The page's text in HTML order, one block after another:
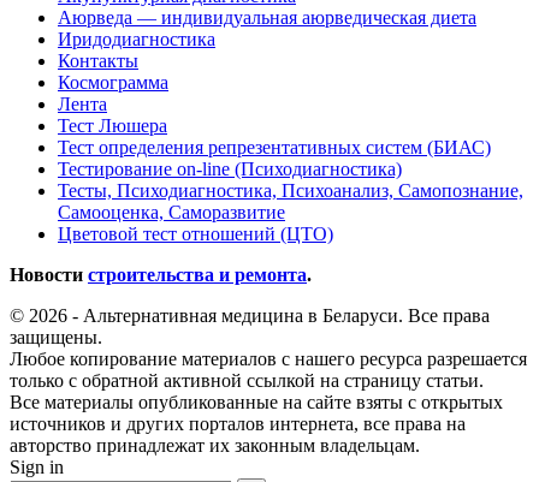
Аюрведа — индивидуальная аюрведическая диета
Иридодиагностика
Контакты
Космограмма
Лента
Тест Люшера
Тест определения репрезентативных систем (БИАС)
Тестирование on-line (Психодиагностика)
Тесты, Психодиагностика, Психоанализ, Самопознание,
Самооценка, Саморазвитие
Цветовой тест отношений (ЦТО)
Новости строительства и ремонта.
© 2026 - Альтернативная медицина в Беларуси. Все права
защищены.
Любое копирование материалов с нашего ресурса разрешается
только с обратной активной ссылкой на страницу статьи.
Все материалы опубликованные на сайте взяты с открытых
источников и других порталов интернета, все права на
авторство принадлежат их законным владельцам.
Sign in